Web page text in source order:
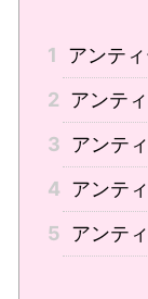
1
アンテ
2 アンテ
3 アンテ
4 アンテ
5 アンテ